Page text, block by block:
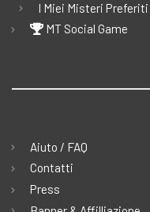
I Miei Misteri Preferiti
MT Social Game
Aiuto / FAQ
Contatti
Press